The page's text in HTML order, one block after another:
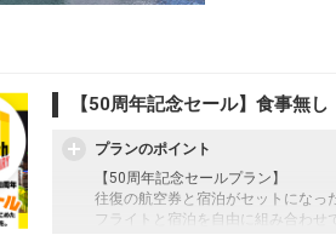
【50周年記念セール】食事無し
プランのポイント
【50周年記念セールプラン】
往復の航空券と宿泊がセットになっ
フライトと宿泊を自由に組み合わせ